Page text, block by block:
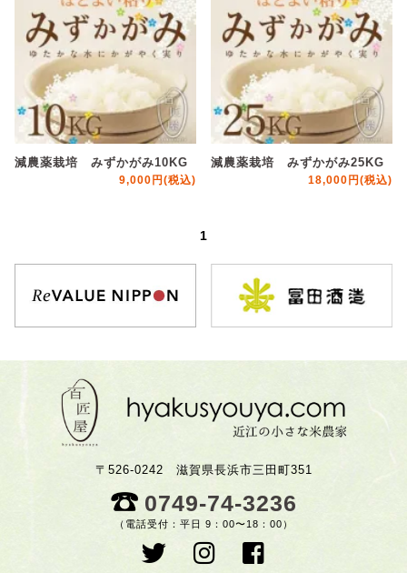
減農薬栽培 みずかがみ10KG
9,000円(税込)
減農薬栽培 みずかがみ25KG
18,000円(税込)
1
〒526-0242 滋賀県長浜市三田町351
0749-74-3236
（電話受付：平日 9：00〜18：00）